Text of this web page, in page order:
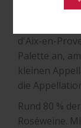
d'Aix-en-
Palette an,
kleinen
die
Rund 80 %
Roséweine.